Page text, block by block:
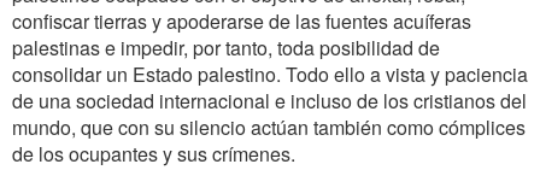
confiscar tierras y apoderarse de las fuentes acuíferas
palestinas e impedir, por tanto, toda posibilidad de
consolidar un Estado palestino. Todo ello a vista y paciencia
de una sociedad internacional e incluso de los cristianos del
mundo, que con su silencio actúan también como cómplices
de los ocupantes y sus crímenes.